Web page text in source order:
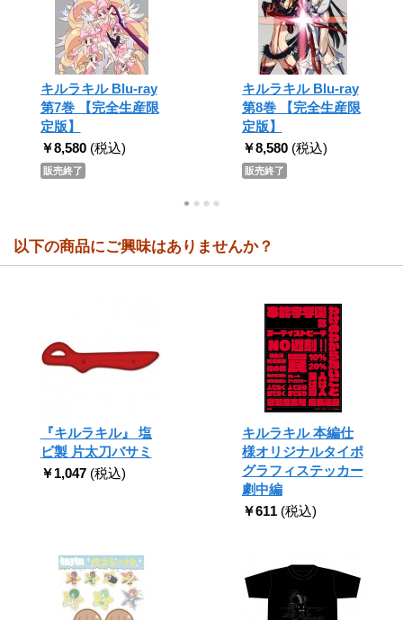
キルラキル Blu-ray
第7巻 【完全生産限
定版】
￥8,580 (税込)
販売終了
キルラキル Blu-ray
第8巻 【完全生産限
定版】
￥8,580 (税込)
販売終了
以下の商品にご興味はありませんか？
『キルラキル』 塩
ビ製 片太刀バサミ
￥1,047 (税込)
キルラキル 本編仕
様オリジナルタイポ
グラフィステッカー
劇中編
￥611 (税込)